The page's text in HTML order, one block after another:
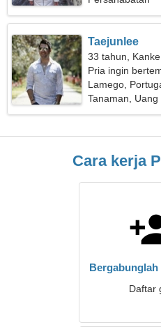
Taejunlee
33 tahun,
Pria ingin
Lamego,
Tanaman, Uang
Cara kerja
Bergabunglah
Daftar